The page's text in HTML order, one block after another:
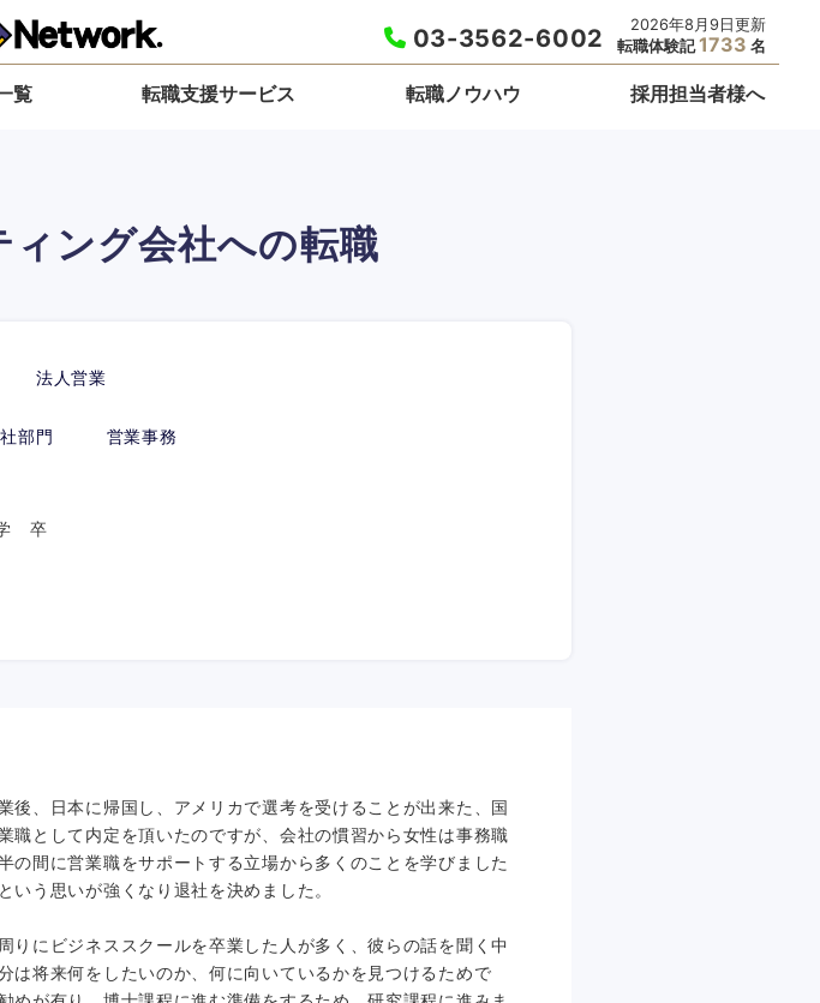
2026年8月9日更新
転職体験記1733 名
03-3562-6002
覧 転職支援サービス 転職ノウハウ 採用担当者様へ
ィング会社への転職
法人営業
社部門 営業事務
学 卒
、日本に帰国し、アメリカで選考を受けることが出来た、国
として内定を頂いたのですが、会社の慣習から女性は事務職
間に営業職をサポートする立場から多くのことを学びました
う思いが強くなり退社を決めました。
にビジネススクールを卒業した人が多く、彼らの話を聞く中
は将来何をしたいのか、何に向いているかを見つけるためで